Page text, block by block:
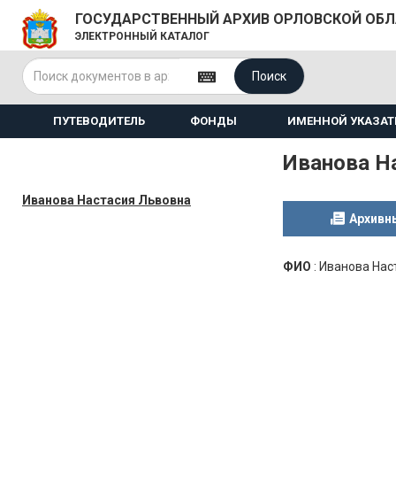
ГОСУДАРСТВЕННЫЙ АРХИВ ОРЛОВСКОЙ
ЭЛЕКТРОННЫЙ КАТАЛОГ
Поиск
ПУТЕВОДИТЕЛЬ ФОНДЫ ИМЕННОЙ
Иванова Настасия Львовна
Иванова
ФИО : Иванова